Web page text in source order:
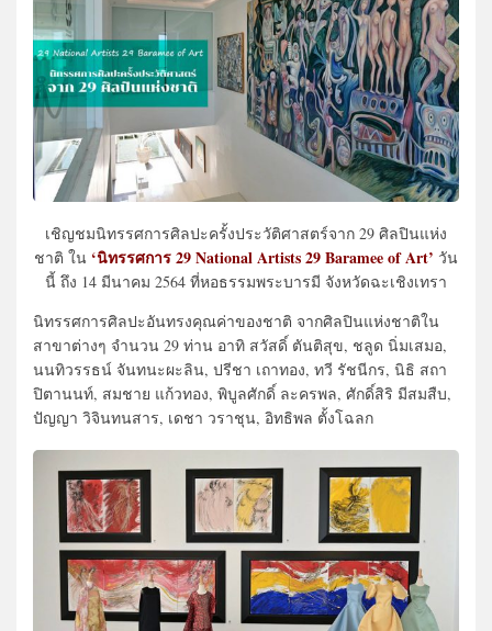
เชิญชมนิทรรศการศิลปะครั้งประวัติศาสตร์จาก 29 ศิลปินแห่ง
ชาติ ใน ‘นิทรรศการ 29 National Artists 29 Baramee of Art’ วัน
นี้ ถึง 14 มีนาคม 2564 ที่หอธรรมพระบารมี จังหวัดฉะเชิงเทรา
นิทรรศการศิลปะอันทรงคุณค่าของชาติ จากศิลปินแห่งชาติใน
สาขาต่างๆ จำนวน 29 ท่าน อาทิ สวัสดิ์ ตันติสุข, ชลูด นิ่มเสมอ,
นนทิวรรธน์ จันทนะผะลิน, ปรีชา เถาทอง, ทวี รัชนีกร, นิธิ สถา
ปิตานนท์, สมชาย แก้วทอง, พิบูลศักดิ์ ละครพล, ศักดิ์สิริ มีสมสืบ,
ปัญญา วิจินทนสาร, เดชา วราชุน, อิทธิพล ตั้งโฉลก